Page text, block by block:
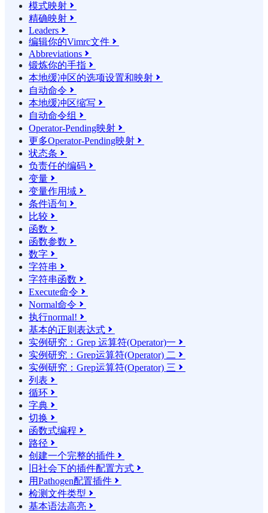
模式映射 
精确映射 
Leaders 
编辑你的Vimrc文件 
Abbreviations 
锻炼你的手指 
本地缓冲区的选项设置和映射 
自动命令 
本地缓冲区缩写 
自动命令组 
Operator-Pending映射 
更多Operator-Pending映射 
状态条 
负责任的编码 
变量 
变量作用域 
条件语句 
比较 
函数 
函数参数 
数字 
字符串 
字符串函数 
Execute命令 
Normal命令 
执行normal! 
基本的正则表达式 
实例研究：Grep 运算符(Operator)一 
实例研究：Grep运算符(Operator) 二 
实例研究：Grep运算符(Operator) 三 
列表 
循环 
字典 
切换 
函数式编程 
路径 
创建一个完整的插件 
旧社会下的插件配置方式 
用Pathogen配置插件 
检测文件类型 
基本语法高亮 